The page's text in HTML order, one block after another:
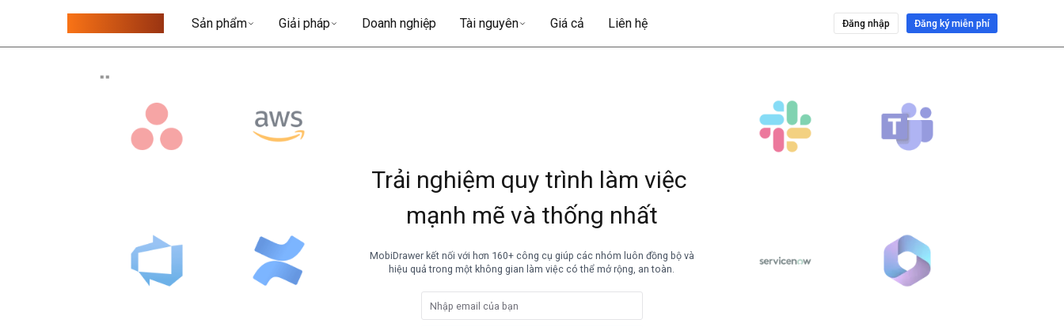
Sản phẩm Giải pháp Doanh nghiệp Tài nguyên Giá cả Liên hệ Đăng nhập Đăng ký miễn phí
==
Trải nghiệm quy trình làm việc
mạnh mẽ và thống nhất
MobiDrawer kết nối với hơn 160+ công cụ giúp các nhóm luôn đồng bộ và
hiệu quả trong một không gian làm việc có thể mở rộng, an toàn.